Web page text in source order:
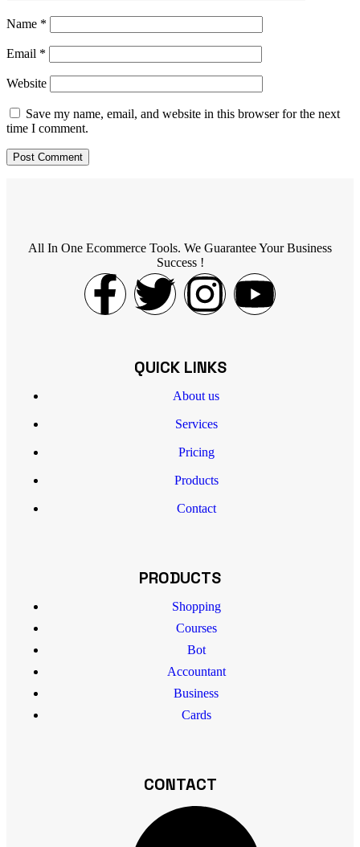
Name *
Email *
Website
Save my name, email, and website in this browser for the next
time I comment.
All In One Ecommerce Tools. We Guarantee Your Business
Success !
QUICK LINKS
About us
Services
Pricing
Products
Contact
PRODUCTS
Shopping
Courses
Bot
Accountant
Business
Cards
CONTACT